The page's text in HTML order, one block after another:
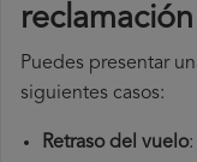
Puedes presentar
siguientes casos:
Retraso del vuelo: